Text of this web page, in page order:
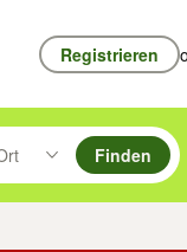
Registrieren
unten durchsuchen
um zu
des gewählten
Finden